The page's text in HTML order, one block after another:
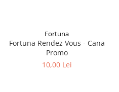
Fortuna
Fortuna Rendez Vous - Cana
Promo
10,00 Lei